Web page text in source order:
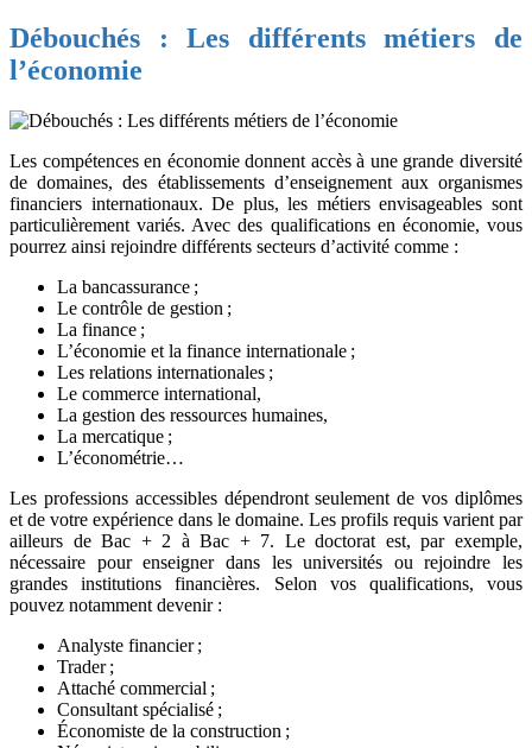
Débouchés : Les différents métiers de
l’économie
Les compétences en économie donnent accès à une grande diversité
de domaines, des établissements d’enseignement aux organismes
financiers internationaux. De plus, les métiers envisageables sont
particulièrement variés. Avec des qualifications en économie, vous
pourrez ainsi rejoindre différents secteurs d’activité comme :
La bancassurance ;
Le contrôle de gestion ;
La finance ;
L’économie et la finance internationale ;
Les relations internationales ;
Le commerce international,
La gestion des ressources humaines,
La mercatique ;
L’économétrie…
Les professions accessibles dépendront seulement de vos diplômes
et de votre expérience dans le domaine. Les profils requis varient par
ailleurs de Bac + 2 à Bac + 7. Le doctorat est, par exemple,
nécessaire pour enseigner dans les universités ou rejoindre les
grandes institutions financières. Selon vos qualifications, vous
pouvez notamment devenir :
Analyste financier ;
Trader ;
Attaché commercial ;
Consultant spécialisé ;
Économiste de la construction ;